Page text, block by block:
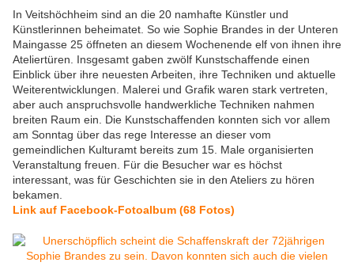
In Veitshöchheim sind an die 20 namhafte Künstler und
Künstlerinnen beheimatet. So wie Sophie Brandes in der Unteren
Maingasse 25 öffneten an diesem Wochenende elf von ihnen ihre
Ateliertüren. Insgesamt gaben zwölf Kunstschaffende einen
Einblick über ihre neuesten Arbeiten, ihre Techniken und aktuelle
Weiterentwicklungen. Malerei und Grafik waren stark vertreten,
aber auch anspruchsvolle handwerkliche Techniken nahmen
breiten Raum ein. Die Kunstschaffenden konnten sich vor allem
am Sonntag über das rege Interesse an dieser vom
gemeindlichen Kulturamt bereits zum 15. Male organisierten
Veranstaltung freuen. Für die Besucher war es höchst
interessant, was für Geschichten sie in den Ateliers zu hören
bekamen.
Link auf Facebook-Fotoalbum (68 Fotos)